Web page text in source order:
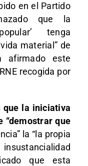
en el Partido
que la
tenga
material” de
afirmado este
recogida por
que la iniciativa
“demostrar que
la “la propia
que esta